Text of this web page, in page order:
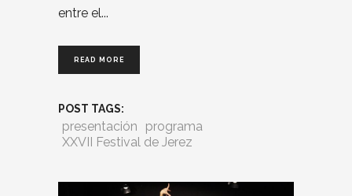
entre el
READ MORE
POST TAGS:
presentación
programa
XXVII Festival de Jerez